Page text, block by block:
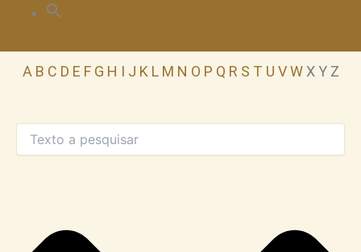
A B C D E F G H I J K L M N O P Q R S T U V WX Y Z
Procurar